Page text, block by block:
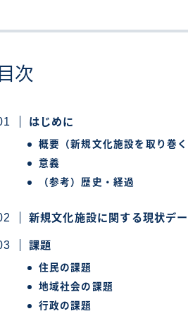
目次
はじめに
概要（新規文化施設を取り巻く
意義
（参考）歴史・経過
新規文化施設に関する現状デ
課題
住民の課題
地域社会の課題
行政の課題